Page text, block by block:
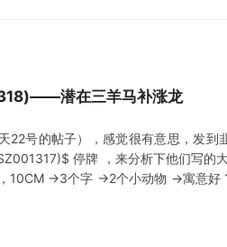
潜在三羊马补涨龙
22号的帖子），感觉很有意思，发到
停牌 ，来分析下他们写
10CM →3个字 →2个小动物 →寓意好
也寓意好，同时五行来看最好的是龙字